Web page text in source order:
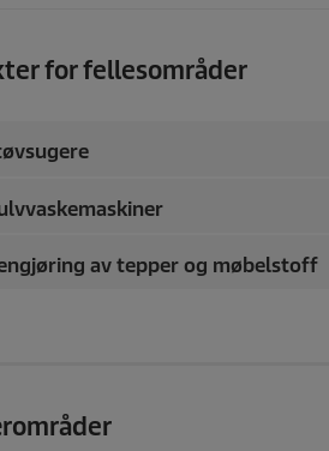
for fellesområder
av tepper og møbelstoff